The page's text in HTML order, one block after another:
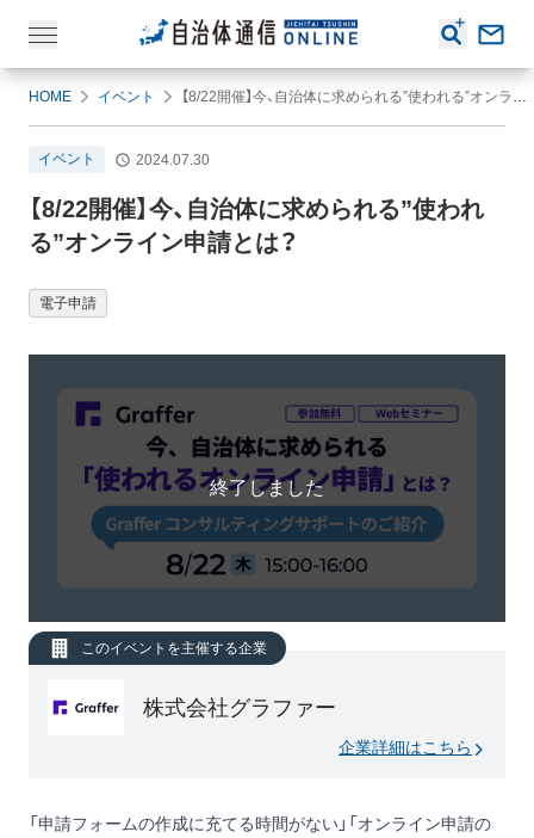
HOME イベント 【8/22開催】今、自治体に求められる”使われる”オンライン申請とは？
イベント 2024.07.30
【8/22開催】今、自治体に求められる”使われ
る”オンライン申請とは？
電子申請
終了しました
このイベントを主催する企業
株式会社グラファー
企業詳細はこちら
「申請フォームの作成に充てる時間がない」「オンライン申請の